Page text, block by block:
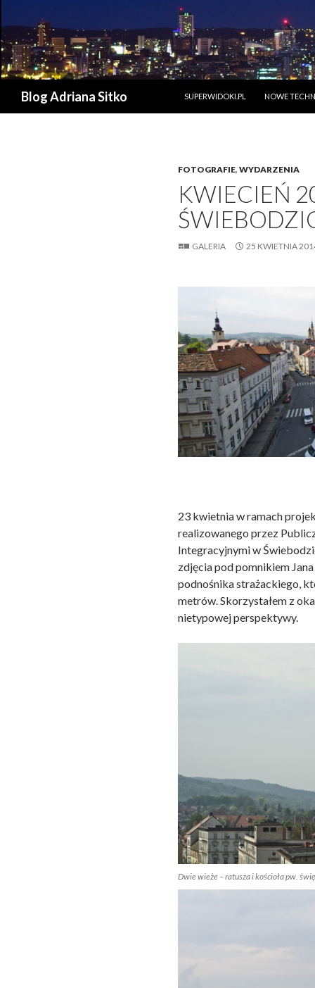
Blog Adriana Sitko
SUPERWIDOKI.PL
NOWE
FOTOGRAFIE, WYDARZENIA
KWIECIEŃ
GALERIA 25 KWIETNIA
23 kwietnia w ramach
realizowanego przez
Integracyjnymi w
zdjęcia pod pomnikiem
podnośnika strażackiego,
metrów. Skorzystałem z
nietypowej perspektywy.
Dwie wieże – ratusza i kościoła pw.